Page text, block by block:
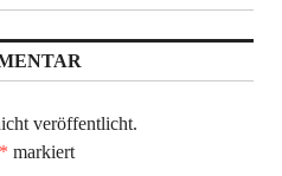
veröffentlicht.
* markiert